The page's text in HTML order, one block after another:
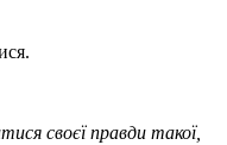
своєї правди такої,